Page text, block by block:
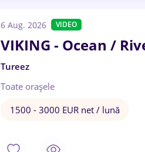
6 Aug. 2026 VIDEO
VIKING - Ocean /
Tureez
Toate oraşele
1500 - 3000 EUR net / lună